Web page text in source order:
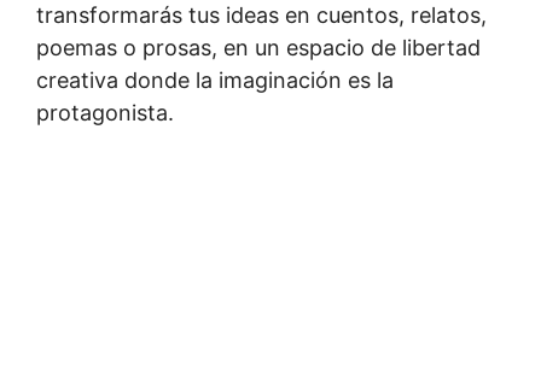
transformarás tus ideas en cuentos, relatos,
poemas o prosas, en un espacio de libertad
creativa donde la imaginación es la
protagonista.